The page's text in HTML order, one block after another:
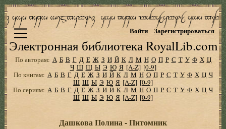
Электронная библиотека RoyalLib.com
Войти Зарегистрироваться
По авторам: А Б В Г Д Е Ж З И Й К Л М Н О П Р С Т У Ф Х Ц
Ч Ш Щ Ы Э Ю Я [A-Z] [0-9]
По книгам: А Б В Г Д Е Ж З И Й К Л М Н О П Р С Т У Ф Х Ц Ч
Ш Щ Ы Э Ю Я [A-Z] [0-9]
По сериям: А Б В Г Д Е Ж З И Й К Л М Н О П Р С Т У Ф Х Ц Ч
Ш Щ Ы Э Ю Я [A-Z] [0-9]
Дашкова Полина - Питомник